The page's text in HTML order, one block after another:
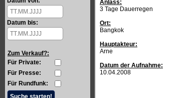
Datum bis:
Zum Verkauf?:
Für Private:
Für Presse:
Für Rundfunk:
Anlass:
3 Tage Dauerregen
Ort:
Bangkok
Hauptakteur:
Arne
Datum der Aufnahme:
10.04.2008